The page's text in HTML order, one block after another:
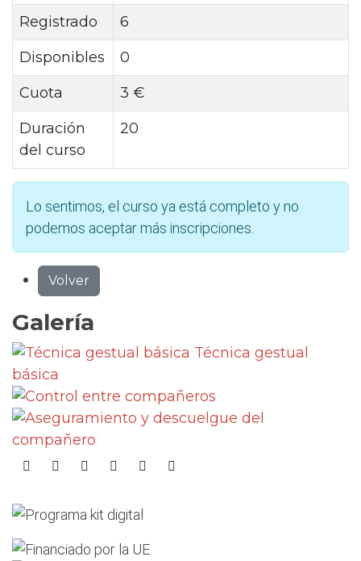
Registrado
6
Disponibles
0
Cuota
3 €
Duración
del curso
20
Lo sentimos, el curso ya está completo y no
podemos aceptar más inscripciones.
Volver
Galería